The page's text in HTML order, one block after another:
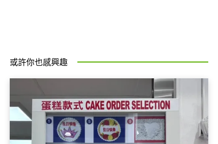
或許你也感興趣